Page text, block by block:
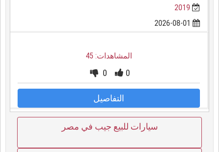
2019
المشاهدات: 45
0
0
التفاصيل
سيارات للبيع جيب في مصر